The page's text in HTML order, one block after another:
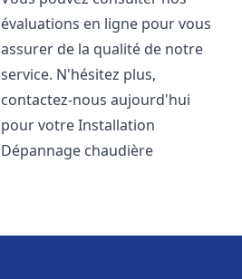
évaluations en ligne pour vous
assurer de la qualité de notre
service. N'hésitez plus,
contactez-nous aujourd'hui
pour votre Installation
Dépannage chaudière